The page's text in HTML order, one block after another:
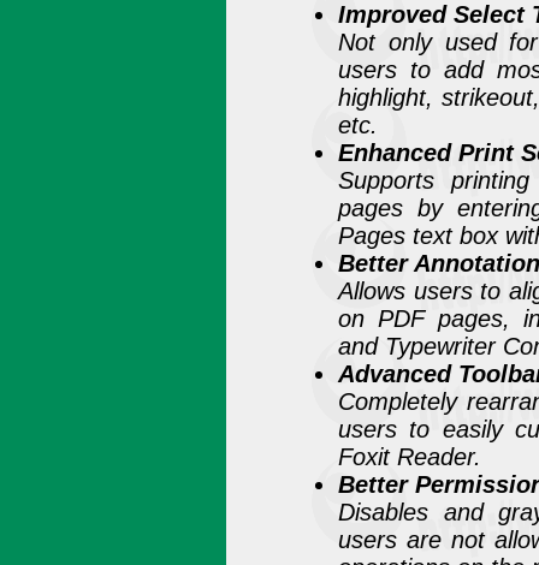
Improved Select
Not only used
users to add
highlight,
etc.
Enhanced Print
Supports
pages by
Pages text box
Better
Allows users to
on PDF pages,
and Typewriter
Advanced
Completely
users to easily
Foxit Reader.
Better
Disables and
users are not